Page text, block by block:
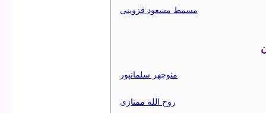
مسمط مسعود قزوينی
منوچهر سلمانپور
روح الله ممتازی